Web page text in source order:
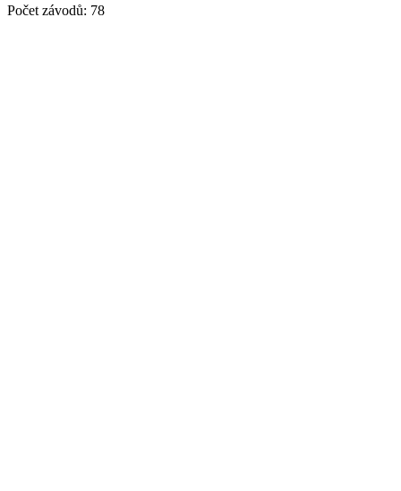
Počet závodů: 78